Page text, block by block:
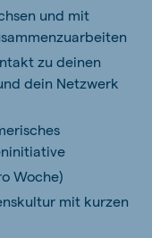
und mit
zu deinen
dein Netzwerk
Woche)
mit kurzen